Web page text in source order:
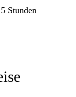
Stunden